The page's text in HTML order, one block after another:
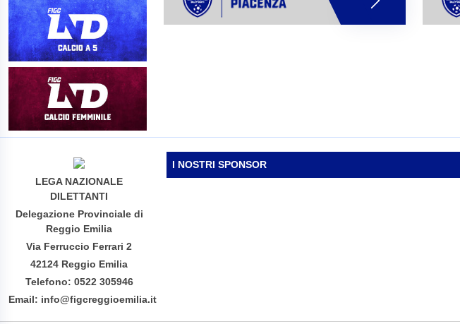
LEGA NAZIONALE
DILETTANTI
Delegazione Provinciale di
Reggio Emilia
Via Ferruccio Ferrari 2
42124 Reggio Emilia
Telefono: 0522 305946
Email: info@figcreggioemilia.it
I NOSTRI SPONSOR